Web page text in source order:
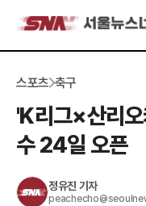
스포츠 축구
'K리그×산리
수 24일 오픈
정유진 기자